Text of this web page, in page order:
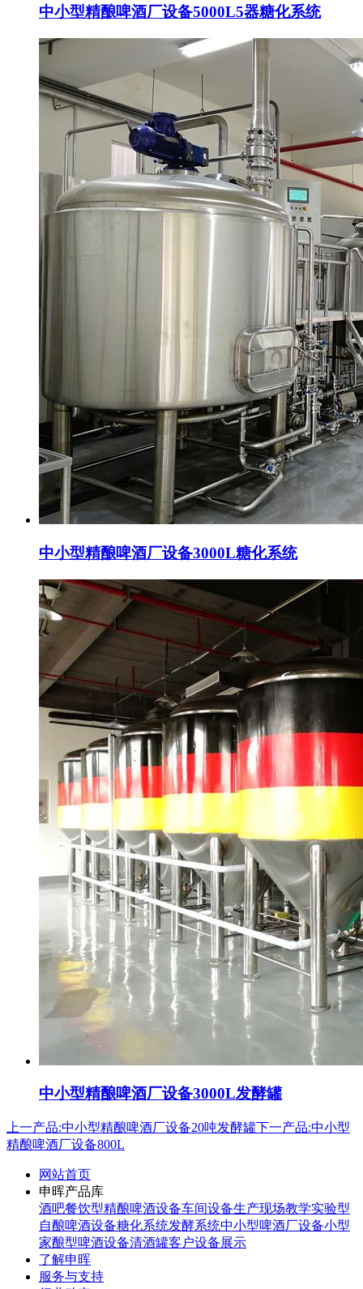
中小型精酿啤酒厂设备5000L5器糖化系统
中小型精酿啤酒厂设备3000L糖化系统
中小型精酿啤酒厂设备3000L发酵罐
上一产品:中小型精酿啤酒厂设备20吨发酵罐下一产品:中小型
精酿啤酒厂设备800L
网站首页
申晖产品库
酒吧餐饮型精酿啤酒设备车间设备生产现场教学实验型
自酿啤酒设备糖化系统发酵系统中小型啤酒厂设备小型
家酿型啤酒设备清酒罐客户设备展示
了解申晖
服务与支持